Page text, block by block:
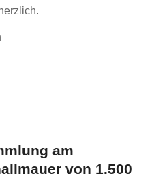
am
von 1.500